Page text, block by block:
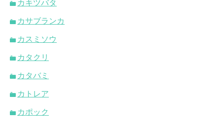
カキツバタ
カサブランカ
カスミソウ
カタクリ
カタバミ
カトレア
カポック